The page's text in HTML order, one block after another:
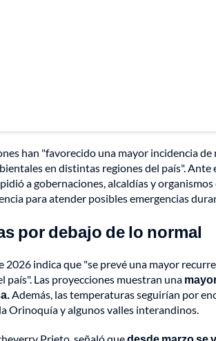
han "favorecido una mayor incidencia
en distintas regiones del país".
a gobernaciones, alcaldías y
para atender posibles emergencias
por debajo de lo normal
indica que "se prevé una mayor
país". Las proyecciones muestran una
Además, las temperaturas seguirían por
Orinoquía y algunos valles interandinos.